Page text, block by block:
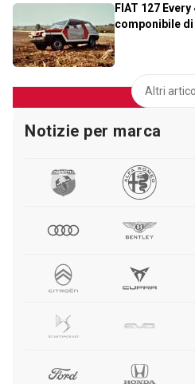
FIAT 127
componibile
Altri
Notizie per marca